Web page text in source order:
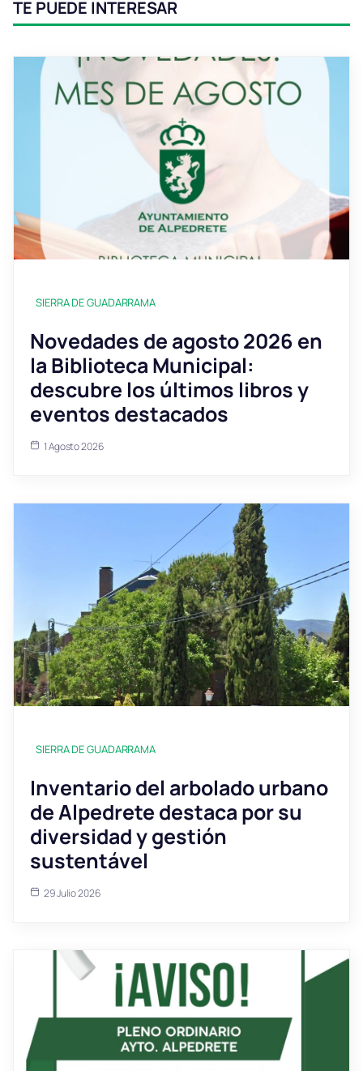
TE PUEDE INTERESAR
SIERRA DE GUADARRAMA
Novedades de agosto 2026 en
la Biblioteca Municipal:
descubre los últimos libros y
eventos destacados
1 Agosto 2026
SIERRA DE GUADARRAMA
Inventario del arbolado urbano
de Alpedrete destaca por su
diversidad y gestión
sustentável
29 Julio 2026